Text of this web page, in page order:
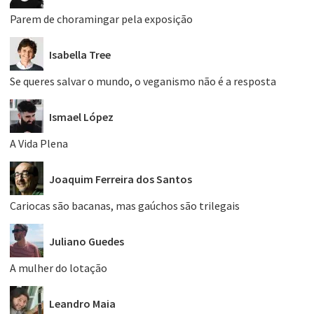
Parem de choramingar pela exposição
Isabella Tree
Se queres salvar o mundo, o veganismo não é a resposta
Ismael López
A Vida Plena
Joaquim Ferreira dos Santos
Cariocas são bacanas, mas gaúchos são trilegais
Juliano Guedes
A mulher do lotação
Leandro Maia